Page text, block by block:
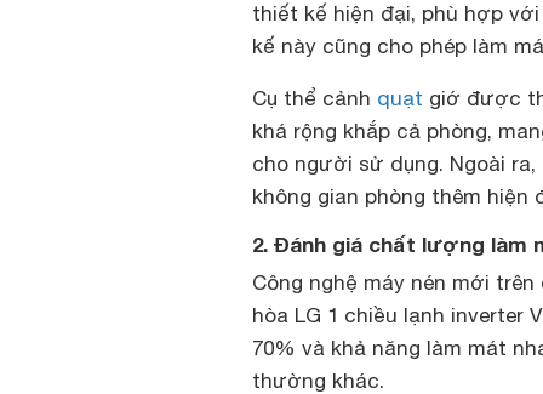
thiết kế hiện đại, phù hợp
kế này cũng cho phép làm
Cụ thể cảnh quạt giớ được
khá rộng khắp cả phòng,
cho người sử dụng. Ngoài
không gian phòng thêm hiện
2. Đánh giá chất lượng làm
Công nghệ máy nén mới
hòa LG 1 chiều lạnh inverter
70% và khả năng làm mát
thường khác.